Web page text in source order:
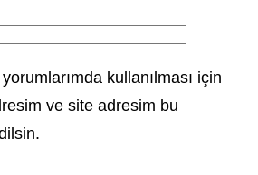
kullanılması için
ve site adresim bu